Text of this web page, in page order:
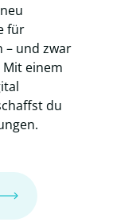
für
– und zwar
einem
du